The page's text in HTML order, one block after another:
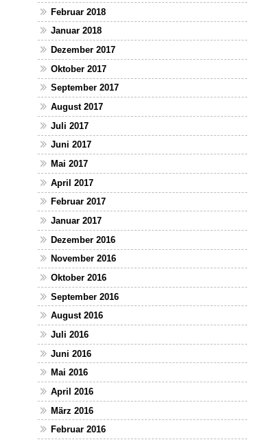
Februar 2018
Januar 2018
Dezember 2017
Oktober 2017
September 2017
August 2017
Juli 2017
Juni 2017
Mai 2017
April 2017
Februar 2017
Januar 2017
Dezember 2016
November 2016
Oktober 2016
September 2016
August 2016
Juli 2016
Juni 2016
Mai 2016
April 2016
März 2016
Februar 2016